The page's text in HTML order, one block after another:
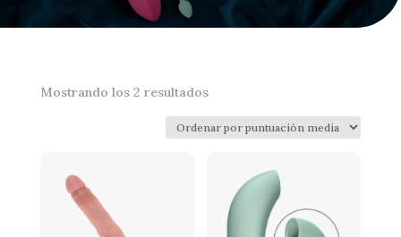
Mostrando los 2 resultadosOrdenado
por
puntuación